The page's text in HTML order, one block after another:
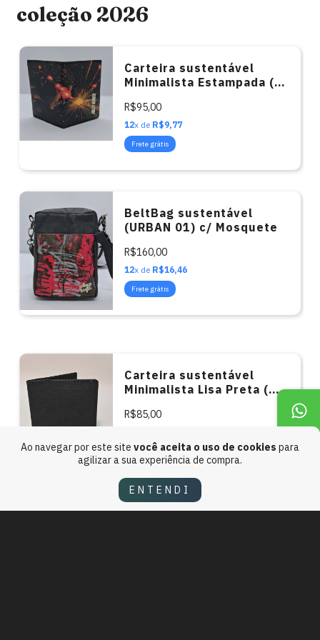
Ao navegar por este site você aceita o uso de cookies para
agilizar a sua experiência de compra.
ENTENDI
coleção 2026
Carteira sustentável
Minimalista Estampada (
R$95,00
12x de R$9,77
Frete grátis
BeltBag sustentável
(URBAN 01) c/ Mosquete
R$160,00
12x de R$16,46
Frete grátis
Carteira sustentável
Minimalista Lisa Preta (
R$85,00
Frete grátis